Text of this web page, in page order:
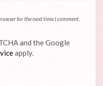
for the next time I comment.
and the Google
apply.